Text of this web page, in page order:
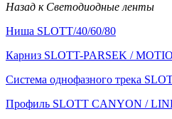
Назад к Светодиодные ленты
Ниша SLOTT/40/60/80
Карниз SLOTT-PARSEK /
Система однофазного трека
Профиль SLOTT CANYON /